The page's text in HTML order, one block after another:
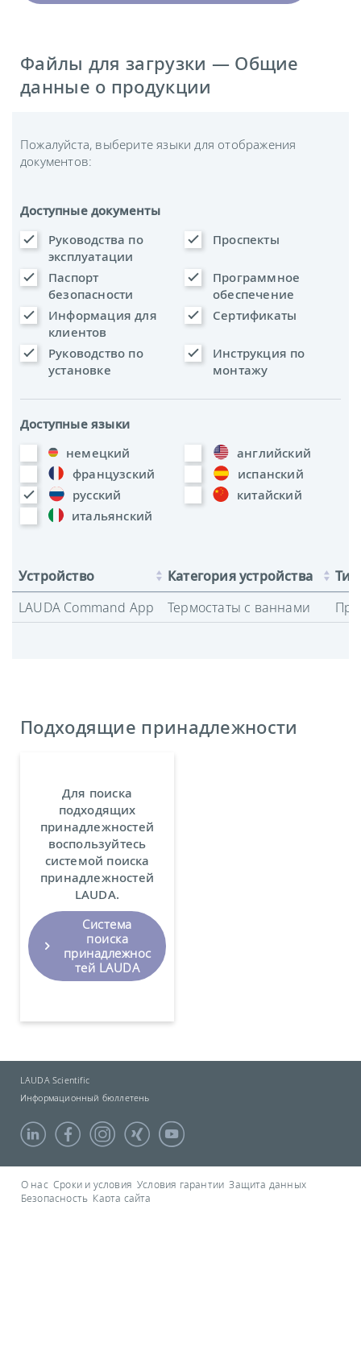
Файлы для загрузки — Общие
данные о продукции
Пожалуйста, выберите языки для отображения
документов:
Доступные документы
Руководства по
эксплуатации
Проспекты
Паспорт
безопасности
Программное
обеспечение
Информация для
клиентов
Сертификаты
Руководство по
установке
Инструкция по
монтажу
Доступные языки
немецкий
английский
французский
испанский
русский
китайский
итальянский
Устройство Категория устройства
LAUDA Command App
Термостаты с ваннами
Подходящие принадлежности
Для поиска
подходящих
принадлежностей
воспользуйтесь
системой поиска
принадлежностей
LAUDA.
Система
поиска
принадлежнос
тей LAUDA
LAUDA Scientific
Информационный бюллетень
О нас Сроки и условия Условия гарантии Защита данных
Безопасность Карта сайта